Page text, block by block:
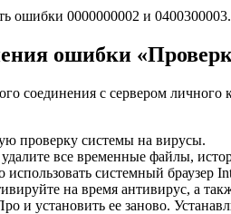
ошибки 0000000002 и 0400300003.
ошибки
соединения с сервером личного
проверку системы на вирусы.
удалите все временные файлы,
использовать системный
на время антивирус, а
установить ее заново.